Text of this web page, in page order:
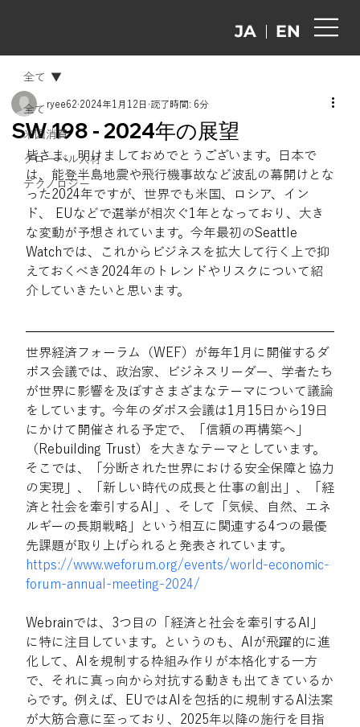
全て
米国消費
グローバル人材
テクノロジー
全て
SW 198 - 2024年の展望
ryee62 2024年1月12日 読了時間: 6分
皆さま、明けましておめでとうございます。日本で
は、能登半島地震や飛行機事故など波乱の幕開けとな
った2024年ですが、世界でも米国、ロシア、イン
ド、 EUなどで選挙が相次ぐ1年となっており、大き
な変動が予想されています。今年最初のSeattle
Watchでは、これからビジネスを拡大して行く上で抑
えておくべき2024年のトレンドやリスクについて紹
介していきたいと思います。
世界経済フォーラム（WEF）が毎年1月に開催するダ
ボス会議では、政治家、ビジネスリーダー、学者たち
が世界に影響を及ぼすさまざまなテーマについて議論
をしています。今年のダボス会議は1月15日から19日
にかけて開催される予定で、「信頼の再構築へ」
（Rebuilding Trust）を大きなテーマとしています。
そこでは、「分断された世界における安全保障と協力
の実現」、「新しい時代の成長と仕事の創出」、「経
済と社会を牽引するAI」、そして「気候、自然、エネ
ルギーの長期戦略」という相互に関連する4つの最優
先課題が取り上げられると発表されています。
https://www.weforum.org/events/world-economic-
forum-annual-meeting-2024/
Webrainでは、3つ目の「経済と社会を牽引するAI」
に特に注目しています。というのも、AIが飛躍的に進
化して、AIを規制する枠組み作りが本格化する一方
で、それに真っ向から対抗する動きも出てきているか
らです。例えば、EUではAIを包括的に規制するAI法案
が大筋合意に至っており、2025年以降の施行を目指
JA EN